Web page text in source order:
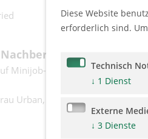
der
Minijob-Basis für ca. 40
Urban, Vorzimmer
Diese Website
erforderlich sind.
Technisch
↓ 1 Dienst
Externe
↓ 3 Dienste